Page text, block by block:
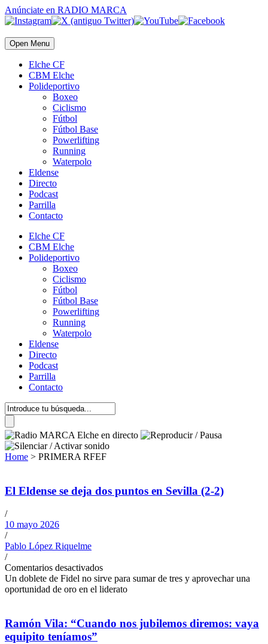
Anúnciate en RADIO MARCA
Open Menu
Elche CF
CBM Elche
Polideportivo
Boxeo
Ciclismo
Fútbol
Fútbol Base
Powerlifting
Running
Waterpolo
Eldense
Directo
Podcast
Parrilla
Contacto
Elche CF
CBM Elche
Polideportivo
Boxeo
Ciclismo
Fútbol
Fútbol Base
Powerlifting
Running
Waterpolo
Eldense
Directo
Podcast
Parrilla
Contacto
Home > PRIMERA RFEF
El Eldense se deja dos puntos en Sevilla (2-2)
/
10 mayo 2026
/
Pablo López Riquelme
/
Comentarios desactivados
Un doblete de Fidel no sirve para sumar de tres y aprovechar una
oportunidad de oro en el liderato
Ramón Vila: “Cuando nos jubilemos diremos: vaya
equipito teníamos”